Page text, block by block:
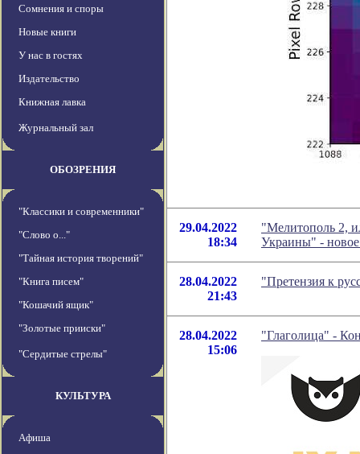
Сомнения и споры
Новые книги
У нас в гостях
Издательство
Книжная лавка
Журнальный зал
ОБОЗРЕНИЯ
"Классики и современники"
"Слово о..."
"Тайная история творений"
"Книга писем"
"Кошачий ящик"
"Золотые прииски"
"Сердитые стрелы"
КУЛЬТУРА
Афиша
29.04.2022
18:34
"Мелитополь 2,
Украины" -
28.04.2022
21:43
"Претензия к
28.04.2022
15:06
"Глаголица" -